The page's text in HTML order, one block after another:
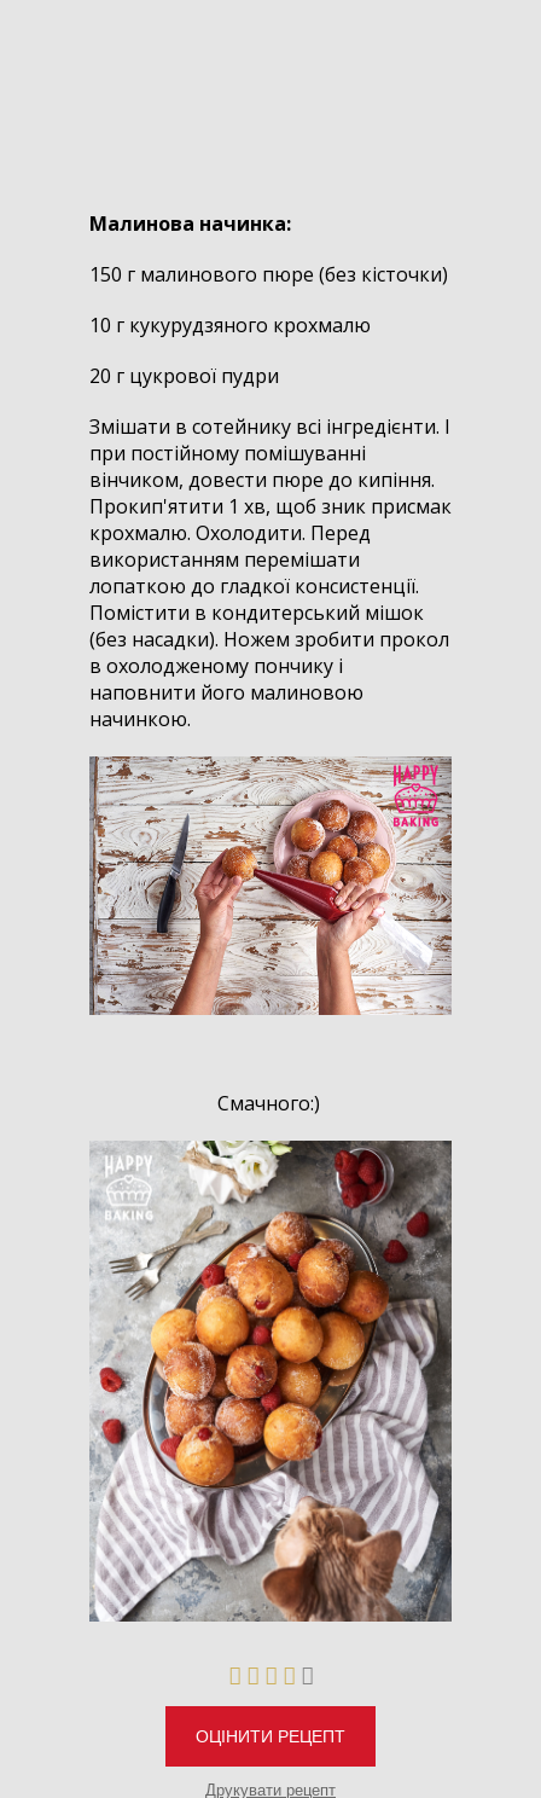
Малинова начинка:
150 г малинового пюре (без кісточки)
10 г кукурудзяного крохмалю
20 г цукрової пудри
Змішати в сотейнику всі інгредієнти. І
при постійному помішуванні
вінчиком, довести пюре до кипіння.
Прокип'ятити 1 хв, щоб зник присмак
крохмалю. Охолодити. Перед
використанням перемішати
лопаткою до гладкої консистенції.
Помістити в кондитерський мішок
(без насадки). Ножем зробити прокол
в охолодженому пончику і
наповнити його малиновою
начинкою.
Смачного:)
ОЦІНИТИ РЕЦЕПТ
Друкувати рецепт